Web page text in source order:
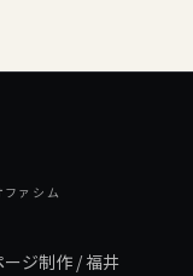
ァシム
ージ制作 / 福井